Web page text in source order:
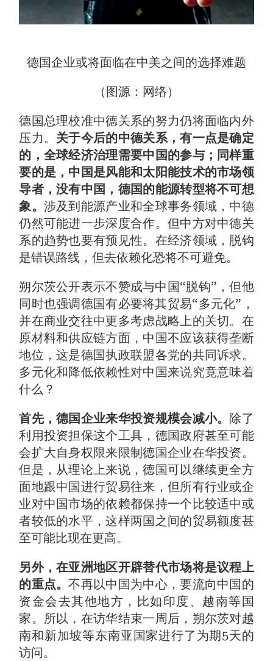
德国企业或将面临在中美之间的选择难题
（图源：网络）
德国总理校准中德关系的努力仍将面临内外
压力。 关于今后的中德关系，有一点是确定
的，全球经济治理需要中国的参与；同样重
要的是，中国是风能和太阳能技术的市场领
导者，没有中国，德国的能源转型将不可想
象。 涉及到能源产业和全球事务领域，中德
仍然可能进一步深度合作。但中方对中德关
系的趋势也要有预见性。在经济领域，脱钩
是错误路线，但去依赖化恐将不可避免。
朔尔茨公开表示不赞成与中国“脱钩”，但他
同时也强调德国有必要将其贸易“多元化”，
并在商业交往中更多考虑战略上的关切。在
原材料和供应链方面，中国不应该获得垄断
地位，这是德国执政联盟各党的共同诉求。
多元化和降低依赖性对中国来说究竟意味着
什么？
首先，德国企业来华投资规模会减小。 除了
利用投资担保这个工具，德国政府甚至可能
会扩大自身权限来限制德国企业在华投资。
但是，从理论上来说，德国可以继续更全方
面地跟中国进行贸易往来，但所有行业或企
业对中国市场的依赖都保持一个比较适中或
者较低的水平，这样两国之间的贸易额度甚
至可能比现在更高。
另外，在亚洲地区开辟替代市场将是议程上
的重点。不再以中国为中心，要流向中国的
资金会去其他地方，比如印度、越南等国
家。所以，在访华结束一周后，朔尔茨对越
南和新加坡等东南亚国家进行了为期5天的
访问。